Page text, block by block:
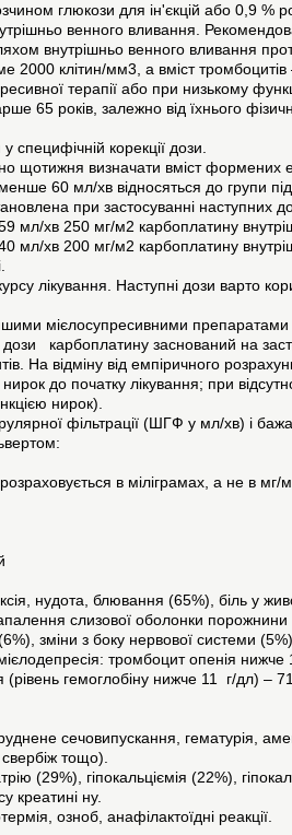
глюкози для ін'єкцій або 0,9 %
венного вливання.
внутрішньо венного вливання
2000 клітин/мм3, а вміст
терапії або при низькому
65 років, залежно від їхнього
специфічній корекції дози.
щотижня визначати вміст формених
60 мл/хв відносяться до групи
при застосуванні наступних
мл/хв 250 мг/м2 карбоплатину
мл/хв 200 мг/м2 карбоплатину
лікування. Наступні дози варто
мієлосупресивними
карбоплатину заснований на
На відміну від емпіричного
до початку лікування; при
нирок).
фільтрації (ШГФ у мл/хв) і
в міліграмах, а не в мг/
нудота, блювання (65%), біль у
слизової оболонки порожнини
зміни з боку нервової системи
тромбоцит опенія
гемоглобіну нижче 11 г/дл) –
сечовипускання, гематурія,
свербіж тощо).
(29%), гіпокальціємія (22%),
креатині ну.
озноб, анафілактоїдні реакції.